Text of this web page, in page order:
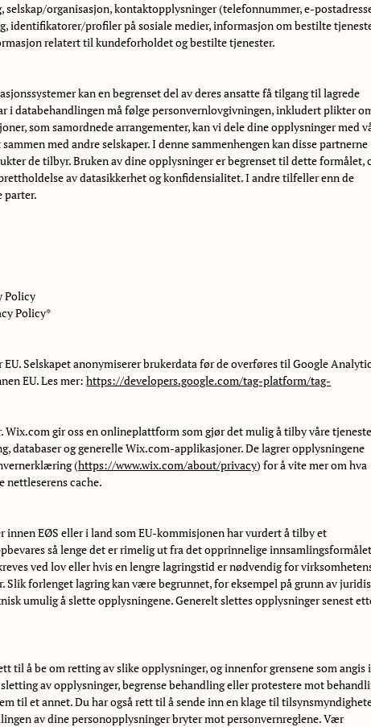
organisasjon, kontaktopplysninger (telefonnummer, e-
identifikatorer/profiler på sosiale medier, informasjon om bestilte
relatert til kundeforholdet og bestilte tjenester.
kan en begrenset del av deres ansatte få tilgang til lagrede
i databehandlingen må følge personvernlovgivningen, inkludert plikter
som samordnede arrangementer, kan vi dele dine opplysninger med
med andre selskaper. I denne sammenhengen kan disse partnerne
de tilbyr. Bruken av dine opplysninger er begrenset til dette formålet,
av datasikkerhet og konfidensialitet. I andre tilfeller enn de
parter.
Policy
Policy*
Selskapet anonymiserer brukerdata før de overføres til Google
EU. Les mer:https://developers.google.com/tag-platform/tag-
gir oss en onlineplattform som gjør det mulig å tilby våre
databaser og generelle Wix.com-applikasjoner. De lagrer opplysningene
(https://www.wix.com/about/privacy) for å vite mer om hva
nettleserens cache.
innen EØS eller i land som EU-kommisjonen har vurdert å tilby et
så lenge det er rimelig ut fra det opprinnelige
ved lov eller hvis en lengre lagringstid er nødvendig for
forlenget lagring kan være begrunnet, for eksempel på grunn av
umulig å slette opplysningene. Generelt slettes opplysninger senest
til å be om retting av slike opplysninger, og innenfor grensene som angis i
av opplysninger, begrense behandling eller protestere mot
til et annet. Du har også rett til å sende inn en klage til
av dine personopplysninger bryter mot personvernreglene. Vær